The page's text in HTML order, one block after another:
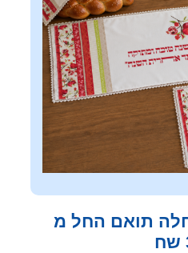
חלה תואם החל מ